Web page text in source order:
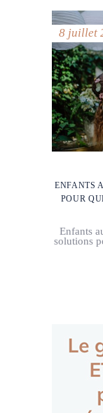
8 juillet
ENFANTS
POUR
Enfants
solutions